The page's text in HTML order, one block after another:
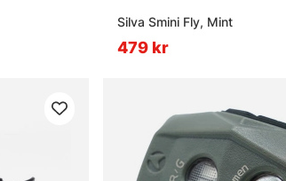
Silva Smini Fly, Mint
479 kr